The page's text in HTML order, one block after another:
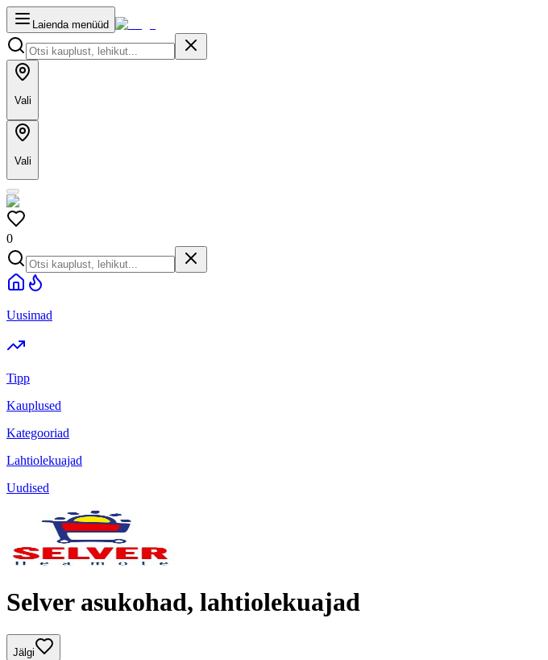
Laienda menüüd
Vali
Vali
0
Uusimad
Tipp
Kauplused
Kategooriad
Lahtiolekuajad
Uudised
Selver asukohad, lahtiolekuajad
Jälgi